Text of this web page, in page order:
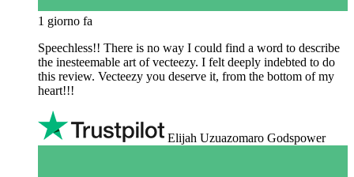
1 giorno fa
Speechless!! There is no way I could find a word to describe
the inesteemable art of vecteezy. I felt deeply indebted to do
this review. Vecteezy you deserve it, from the bottom of my
heart!!!
Elijah Uzuazomaro Godspower